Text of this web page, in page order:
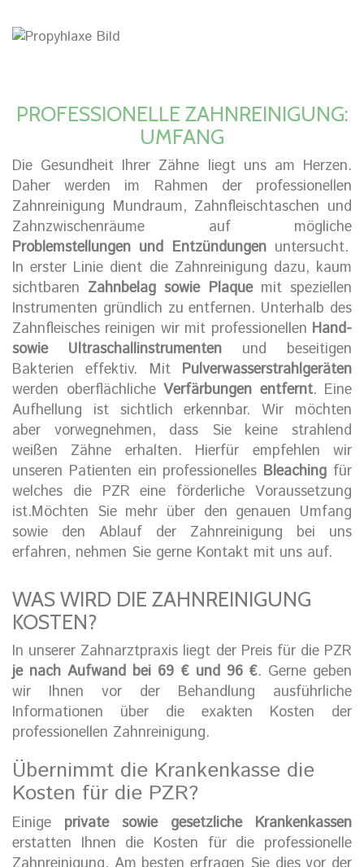
PROFESSIONELLE ZAHNREINIGUNG:
UMFANG
Die Gesundheit Ihrer Zähne liegt uns am Herzen.
Daher werden im Rahmen der professionellen
Zahnreinigung Mundraum, Zahnfleischtaschen und
Zahnzwischenräume auf mögliche
Problemstellungen und Entzündungenuntersucht.
In erster Linie dient die Zahnreinigung dazu, kaum
sichtbaren Zahnbelag sowie Plaquemit speziellen
Instrumenten gründlich zu entfernen. Unterhalb des
Zahnfleisches reinigen wir mit professionellen Hand-
sowie Ultraschallinstrumenten und beseitigen
Bakterien effektiv. Mit Pulverwasserstrahlgeräten
werden oberflächliche Verfärbungen entfernt. Eine
Aufhellung ist sichtlich erkennbar. Wir möchten
aber vorwegnehmen, dass Sie keine strahlend
weißen Zähne erhalten. Hierfür empfehlen wir
unseren Patienten ein professionelles Bleaching für
welches die PZR eine förderliche Voraussetzung
ist.Möchten Sie mehr über den genauen Umfang
sowie den Ablauf der Zahnreinigung bei uns
erfahren, nehmen Sie gerne Kontakt mit uns auf.
WAS WIRD DIE ZAHNREINIGUNG
KOSTEN?
In unserer Zahnarztpraxis liegt der Preis für die PZR
je nach Aufwand bei 69 € und 96 €. Gerne geben
wir Ihnen vor der Behandlung ausführliche
Informationen über die exakten Kosten der
professionellen Zahnreinigung.
Übernimmt die Krankenkasse die
Kosten für die PZR?
Einige private sowie gesetzliche Krankenkassen
erstatten Ihnen die Kosten für die professionelle